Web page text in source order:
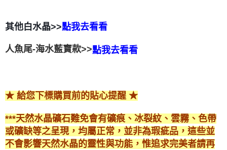
其他白水晶>>點我去看看
人魚尾-海水藍寶款>>點我去看看
★ 給您下標購買前的貼心提醒 ★
***天然水晶礦石難免會有礦痕、冰裂紋、雲霧、色帶
或礦缺等之呈現，均屬正常，並非為瑕疵品，這些並
不會影響天然水晶的靈性與功能，惟追求完美者請再